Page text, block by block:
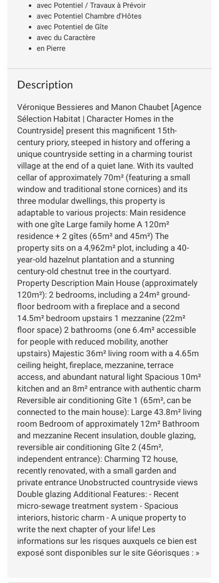
avec Potentiel / Travaux à Prévoir
avec Potentiel Chambre d'Hôtes
avec Potentiel de Gîte
avec du Caractère
en Pierre
Description
Véronique Bessieres and Manon Chaubet [Agence
Sélection Habitat | Character Homes in the
Countryside] present this magnificent 15th-
century priory, steeped in history and offering a
unique countryside setting in a charming tourist
village at the end of a quiet lane. With its vaulted
cellar of approximately 70m² (featuring a small
window and traditional stone cornices) and its
three modular dwellings, this property is
adaptable to various projects: Main residence
with one gîte Large family home A 120m²
residence + 2 gîtes (65m² and 45m²) The
property sits on a 4,962m² plot, including a 40-
year-old hazelnut plantation and a stunning
century-old chestnut tree in the courtyard.
Property Description Main House (approximately
120m²): 2 bedrooms, including a 24m² ground-
floor bedroom with a fireplace and a second
14.5m² bedroom upstairs 1 mezzanine (22m²
floor space) 2 bathrooms (one 6.4m² accessible
for people with reduced mobility, another
upstairs) Majestic 36m² living room with a 4.65m
ceiling height, fireplace, mezzanine, terrace
access, and abundant natural light Spacious 10m²
kitchen and an 8m² entrance with authentic charm
Reversible air conditioning Gîte 1 (65m², can be
connected to the main house): Large 43.8m² living
room Bedroom of approximately 12m² Bathroom
and mezzanine Recent insulation, double glazing,
reversible air conditioning Gîte 2 (45m²,
independent entrance): Charming T2 house,
recently renovated, with a small garden and
private entrance Unobstructed countryside views
Double glazing Additional Features: - Recent
micro-sewage treatment system - Spacious
interiors, historic charm - A unique property to
write the next chapter of your life! Les
informations sur les risques auxquels ce bien est
exposé sont disponibles sur le site Géorisques : »